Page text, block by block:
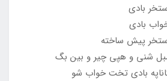
بادی
بادی
پیش ساخته
شنی و هپی چیر و بین بگ
بادی تخت خواب شو